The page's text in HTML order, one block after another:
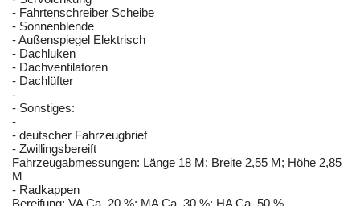
- Fahrtenschreiber Scheibe
- Sonnenblende
- Außenspiegel Elektrisch
- Dachluken
- Dachventilatoren
- Dachlüfter
-
- Sonstiges:
-
- deutscher Fahrzeugbrief
- Zwillingsbereift
Fahrzeugabmessungen: Länge 18 M; Breite 2,55 M; Höhe 2,85
M
- Radkappen